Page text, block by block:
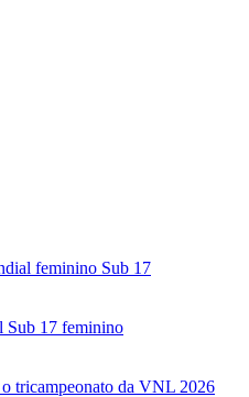
feminino Sub 17
Sub 17 feminino
tricampeonato da VNL 2026